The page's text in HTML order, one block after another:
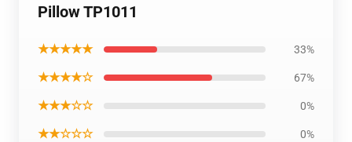
Pillow TP1011
★★★★★ 33%
★★★★☆ 67%
★★★☆☆ 0%
★★☆☆☆ 0%